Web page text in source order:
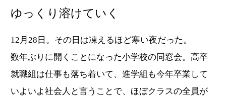
ゆっくり溶けていく
12月28日。その日は凍えるほど寒い夜だった。
数年ぶりに開くことになった小学校の同窓会。高卒
就職組は仕事も落ち着いて、進学組も今年卒業して
いよいよ社会人と言うことで、ほぼクラスの全員が